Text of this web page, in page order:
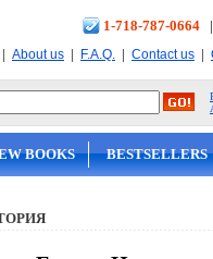
1-718-787-0664
| About us | F.A.Q. | Contact us |
BOOKS BESTSELLERS